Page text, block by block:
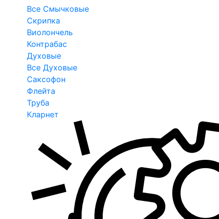
Все Смычковые
Скрипка
Виолончель
Контрабас
Духовые
Все Духовые
Саксофон
Флейта
Труба
Кларнет